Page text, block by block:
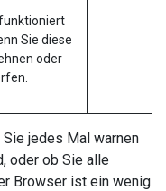
Sie diese
oder
jedes Mal warnen
oder ob Sie alle
Browser ist ein wenig